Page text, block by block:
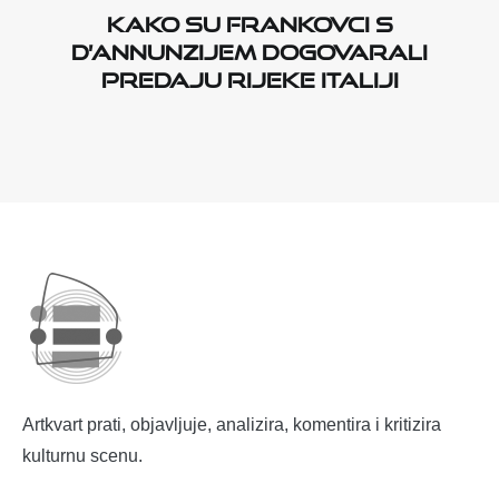
Kako su frankovci s
D’Annunzijem dogovarali
predaju Rijeke Italiji
Artkvart prati, objavljuje, analizira, komentira i kritizira
kulturnu scenu.